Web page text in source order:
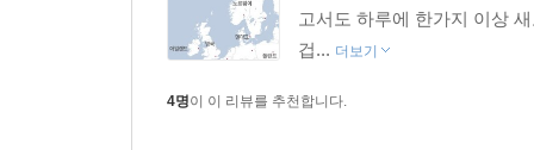
고서도 하루에 한가지 이상
겁... 더보기
4명이 이 리뷰를 추천합니다.